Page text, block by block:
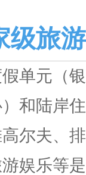
级旅
单元（
和陆岸
尔夫、
娱乐等